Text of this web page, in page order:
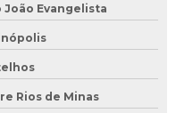
João Evangelista
Rios de Minas